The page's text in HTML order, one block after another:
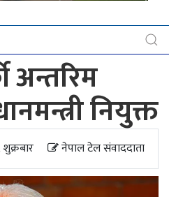
अन्तरिम
नियुक्त
नेपाल टेल संवाददाता